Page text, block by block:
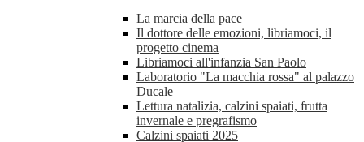
La marcia della pace
Il dottore delle emozioni, libriamoci, il
progetto cinema
Libriamoci all'infanzia San Paolo
Laboratorio "La macchia rossa" al palazzo
Ducale
Lettura natalizia, calzini spaiati, frutta
invernale e pregrafismo
Calzini spaiati 2025